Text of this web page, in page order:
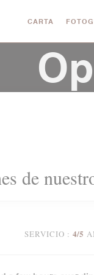
CARTA
de
SERVICIO : 4/5